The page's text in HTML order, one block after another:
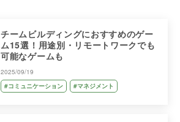
チームビルディングにおすすめのゲー
ム15選！用途別・リモートワークでも
可能なゲームも
2025/09/19
#コミュニケーション
#マネジメント